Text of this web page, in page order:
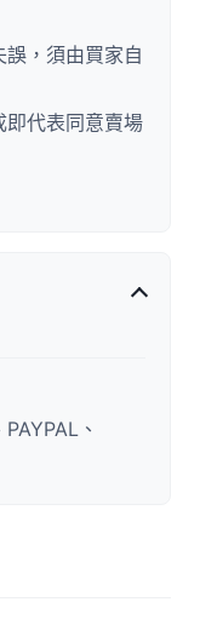
，須由買家自
即代表同意賣場
、